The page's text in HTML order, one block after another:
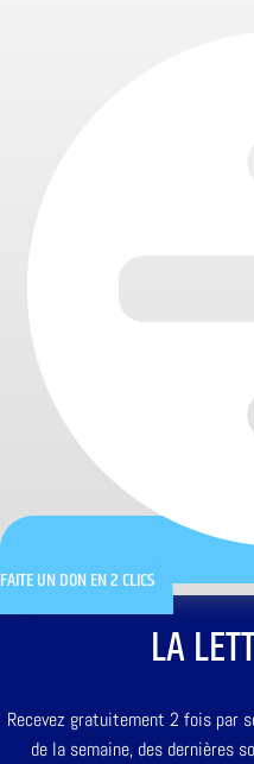
FAITE UN DON EN 2 CLICS
LA
Recevez gratuitement 2 fois par
de la semaine, des dernières